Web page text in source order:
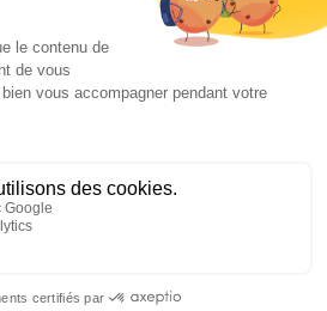
via ce formulaire sont stockées et
pour traiter votre demande,
au RGPD.